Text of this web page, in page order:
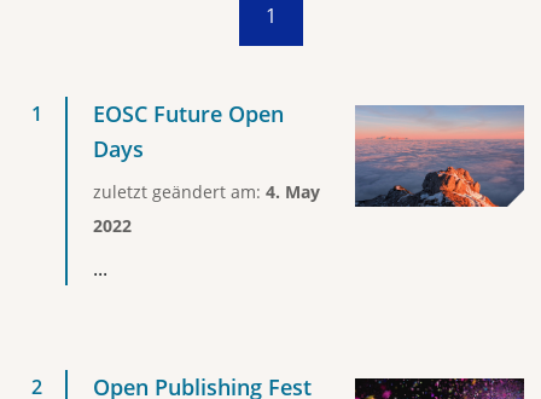
1
EOSC Future Open
Days
zuletzt geändert am: 4. May
2022
...
Open Publishing Fest